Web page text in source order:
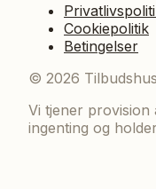
Cookiepolitik
Betingelser
© 2026
Vi tjener provision
ingenting og